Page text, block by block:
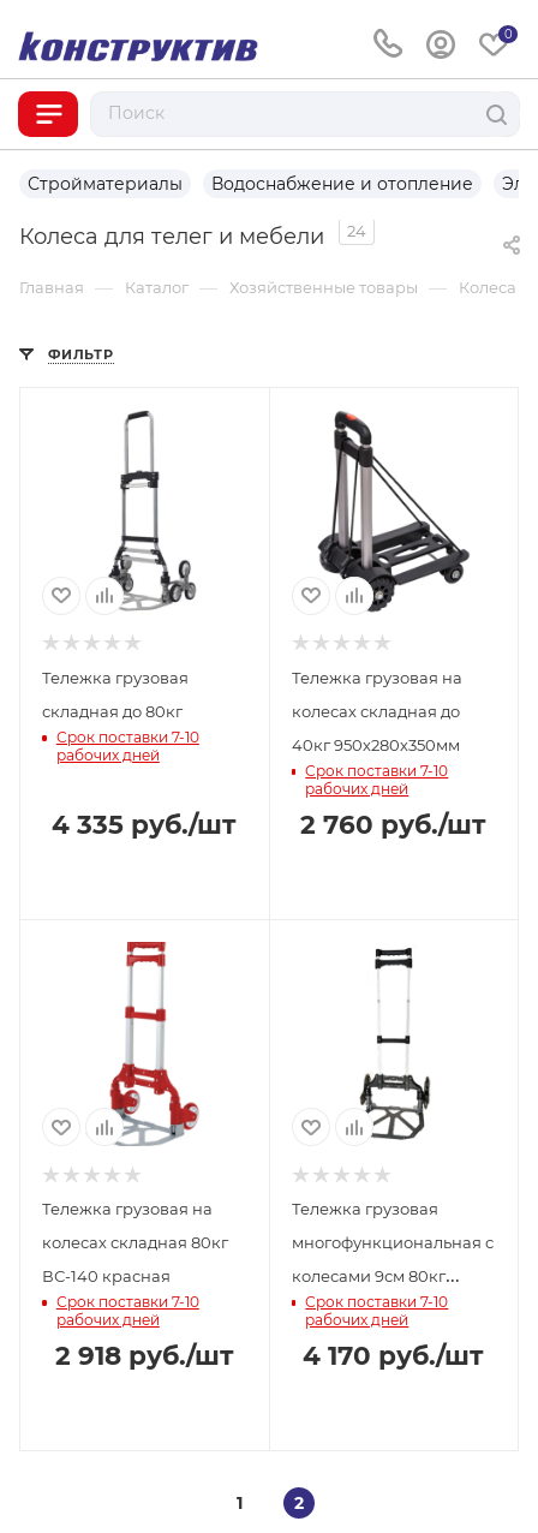
0
Стройматериалы Водоснабжение и отопление
Колеса для телег и мебели 24
Главная — Каталог — Хозяйственные товары — Колеса
ФИЛЬТР
Тележка грузовая
складная до 80кг
Срок поставки 7-10
рабочих дней
4 335 руб./шт
Тележка грузовая на
колесах складная до
40кг 950х280х350мм
Срок поставки 7-10
рабочих дней
2 760 руб./шт
Тележка грузовая на
колесах складная 80кг
ВС-140 красная
Срок поставки 7-10
рабочих дней
2 918руб./шт
Тележка грузовая
многофункциональная с
колесами 9см 80кг
черная
Срок поставки 7-10
рабочих дней
4 170 руб./шт
1 2